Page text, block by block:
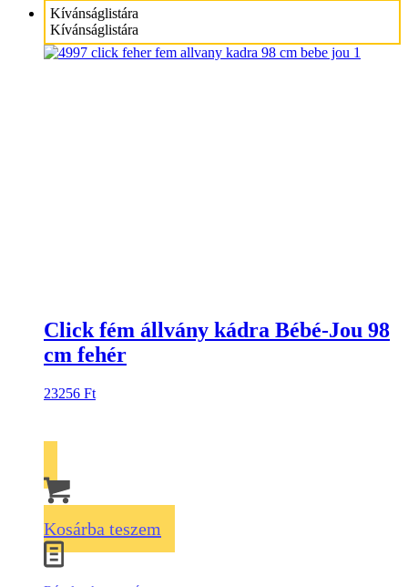
Kívánságlistára
Kívánságlistára
Click fém állvány kádra Bébé-Jou 98
cm fehér
23256 Ft
Kosárba teszem